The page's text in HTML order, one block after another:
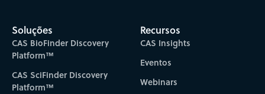
Soluções
CAS BioFinder Discovery
Platform™
CAS SciFinder Discovery
Platform™
Recursos
CAS Insights
Eventos
Webinars